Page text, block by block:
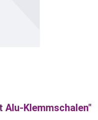
Klemmschalen"